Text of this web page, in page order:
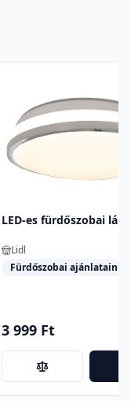
LED-es fürdőszobai
Lidl
Fürdőszobai ajánlataink
3 999 Ft